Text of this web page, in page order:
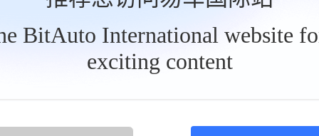
BitAuto International website
exciting content